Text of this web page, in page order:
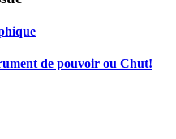
de pouvoir ou Chut!